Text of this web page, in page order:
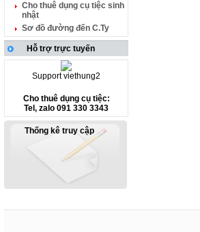
Cho thuê dụng cụ tiệc sinh
nhật
Sơ đồ đường đến C.Ty
Hỗ trợ trực tuyến
Support viethung2
Cho thuê dụng cụ tiệc:
Tel, zalo 091 330 3343
Thống kê truy cập